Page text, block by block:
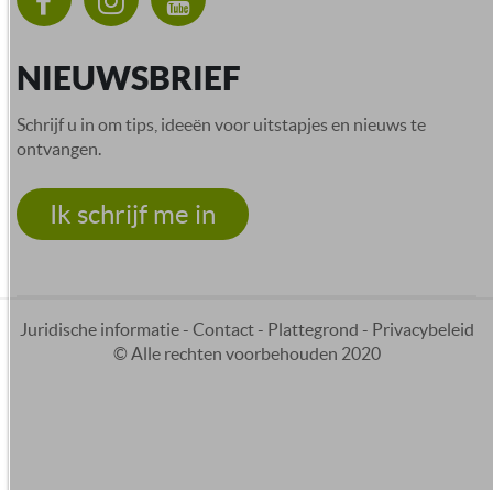
NIEUWSBRIEF
Schrijf u in om tips, ideeën voor uitstapjes en nieuws te
ontvangen.
Ik schrijf me in
Juridische informatie - Contact - Plattegrond - Privacybeleid
© Alle rechten voorbehouden 2020